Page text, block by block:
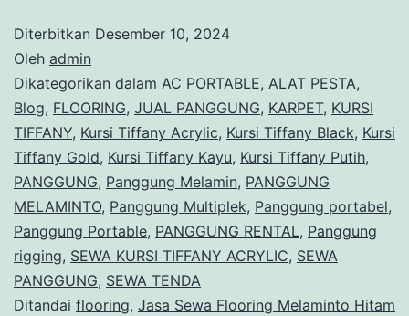
Diterbitkan Desember 10, 2024
Oleh admin
Dikategorikan dalam AC PORTABLE, ALAT PESTA,
Blog, FLOORING, JUAL PANGGUNG, KARPET, KURSI
TIFFANY, Kursi Tiffany Acrylic, Kursi Tiffany Black, Kursi
Tiffany Gold, Kursi Tiffany Kayu, Kursi Tiffany Putih,
PANGGUNG, Panggung Melamin, PANGGUNG
MELAMINTO, Panggung Multiplek, Panggung portabel,
Panggung Portable, PANGGUNG RENTAL, Panggung
rigging, SEWA KURSI TIFFANY ACRYLIC, SEWA
PANGGUNG, SEWA TENDA
Ditandai flooring, Jasa Sewa Flooring Melaminto Hitam